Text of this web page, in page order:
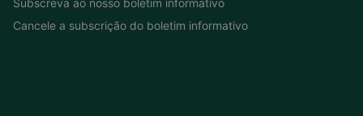
Cancele a subscrição do boletim informativo